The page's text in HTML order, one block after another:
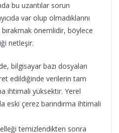
bu uzantılar sorun
var olup olmadıklarını
önemlidir, böylece
netleşir.
bilgisayar bazı dosyaları
edildiğinde verilerin tam
ihtimali yüksektir. Yerel
eski çerez barındırma ihtimali
temizlendikten sonra